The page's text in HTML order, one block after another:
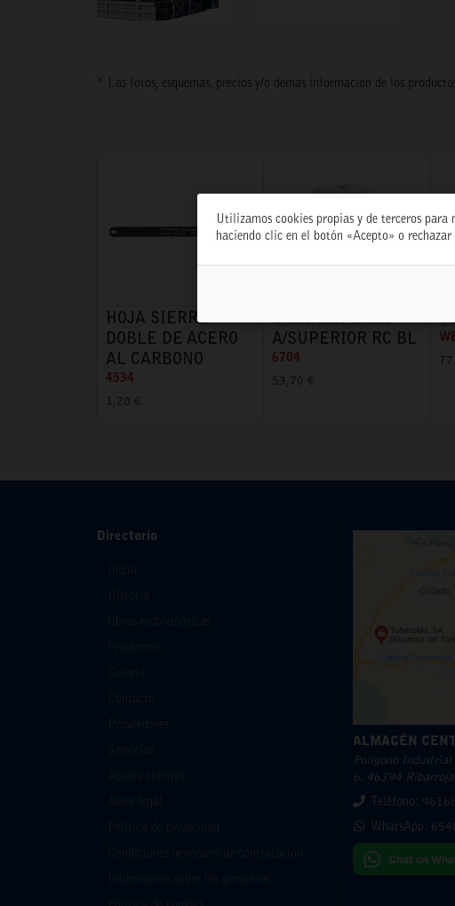
* Las fotos, esquemas, precios y/o demás información de los
HOJA SIERRA
DOBLE DE ACERO
AL CARBONO
4534
1,20 €
URINARIO MINI
A/SUPERIOR RC BL
6704
53,70 €
Directorio
ALMACÉN
Polígono Industrial
6. 46394
Teléfono:
WhatsApp:
Utilizamos cookies propias y de terceros para
haciendo clic en el botón «Acepto» o